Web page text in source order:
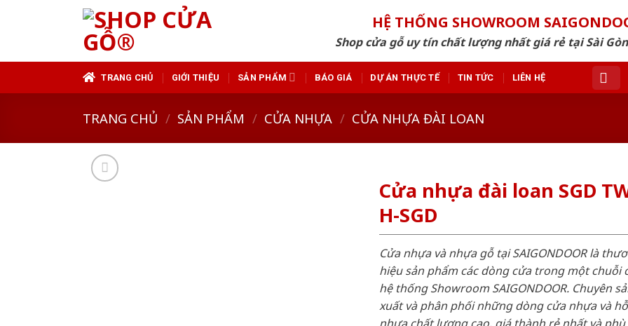
HỆ THỐNG SHOWROOM
Shop cửa gỗ uy tín chất lượng nhất giá rẻ tại Sài
TRANG CHỦ GIỚI THIỆU SẢN PHẨM BÁO GIÁ DỰ ÁN THỰC TẾ TIN TỨC LIÊN HỆ
TRANG CHỦ / SẢN PHẨM / CỬA NHỰA / CỬA NHỰA ĐÀI LOAN
Cửa nhựa đài loan SGD
H-SGD
Cửa nhựa và nhựa gỗ tại SAIGONDOOR là
hiệu sản phẩm các dòng cửa trong một chuỗi
hệ thống Showroom SAIGONDOOR. Chuyên
xuất và phân phối những dòng cửa nhựa và